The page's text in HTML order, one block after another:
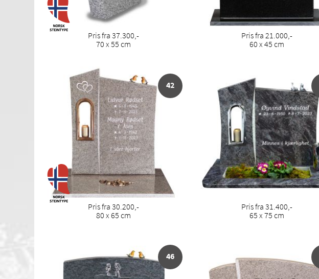
Pris fra 37.300,-
70 x 55 cm
Pris fra 21.000,-
60 x 45 cm
42
Pris fra 30.200,-
80 x 65 cm
Pris fra 31.400,-
65 x 75 cm
46